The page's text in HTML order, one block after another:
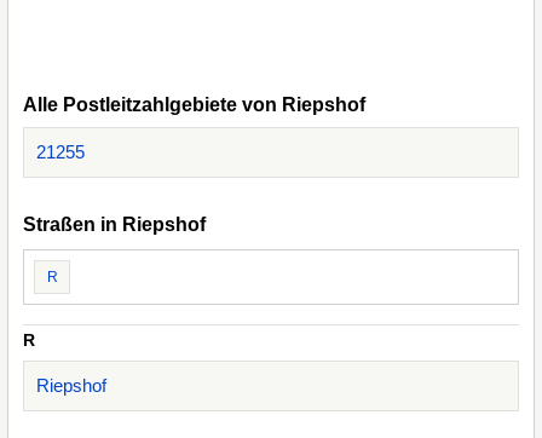
Alle Postleitzahlgebiete von Riepshof
21255
Straßen in Riepshof
R
R
Riepshof